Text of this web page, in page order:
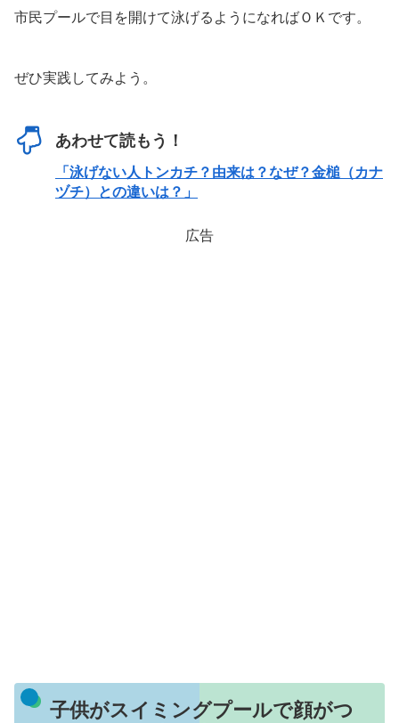
市民プールで目を開けて泳げるようになればＯＫです。
ぜひ実践してみよう。
あわせて読もう！
「泳げない人トンカチ？由来は？なぜ？金槌（カナ
ヅチ）との違いは？」
広告
子供がスイミングプールで顔がつ